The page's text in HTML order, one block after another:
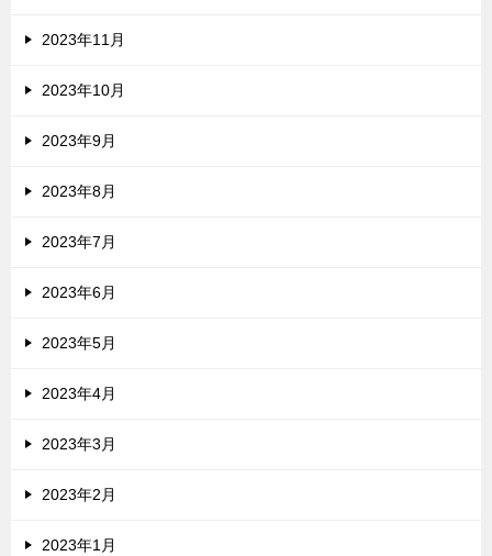
2023年11月
2023年10月
2023年9月
2023年8月
2023年7月
2023年6月
2023年5月
2023年4月
2023年3月
2023年2月
2023年1月